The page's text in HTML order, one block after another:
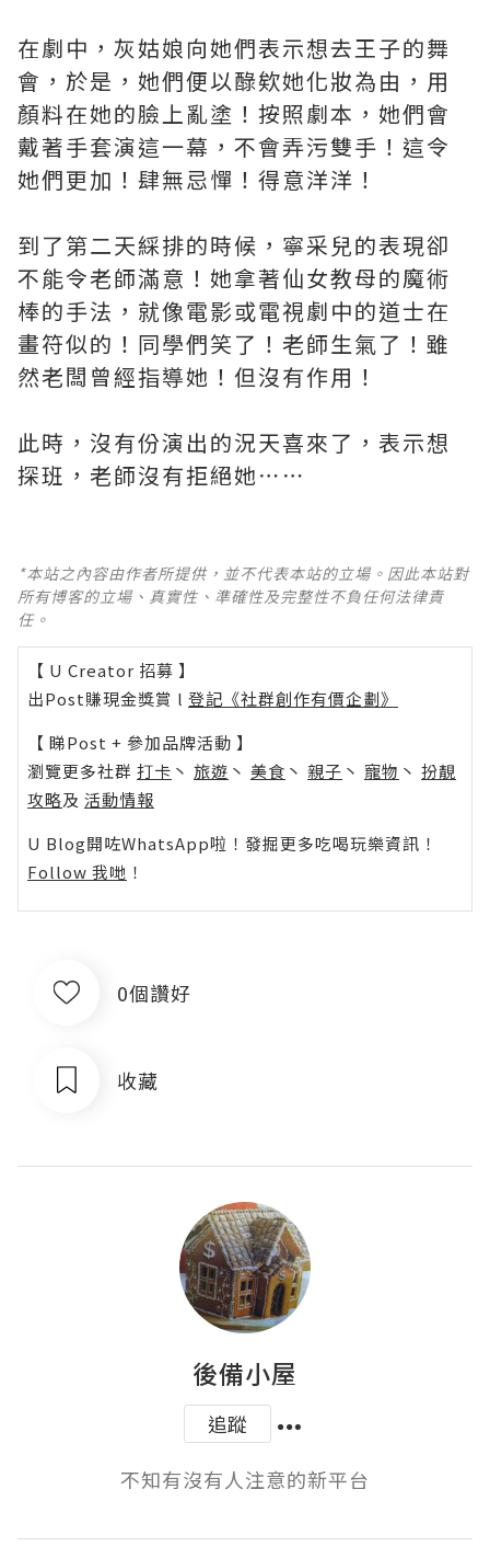
在劇中，灰姑娘向她們表示想去王子的舞
會，於是，她們便以醁欸她化妝為由，用
顏料在她的臉上亂塗！按照劇本，她們會
戴著手套演這一幕，不會弄污雙手！這令
她們更加！肆無忌憚！得意洋洋！
到了第二天綵排的時候，寧采兒的表現卻
不能令老師滿意！她拿著仙女教母的魔術
棒的手法，就像電影或電視劇中的道士在
畫符似的！同學們笑了！老師生氣了！雖
然老闆曾經指導她！但沒有作用！
此時，沒有份演出的況天喜來了，表示想
探班，老師沒有拒絕她⋯⋯
*本站之內容由作者所提供，並不代表本站的立場。因此本站對
所有博客的立場、真實性、準確性及完整性不負任何法律責
任。
【 U Creator 招募 】
出Post賺現金獎賞 l 登記《社群創作有價企劃》
【 睇Post + 參加品牌活動 】
瀏覽更多社群 打卡 丶 旅遊 丶 美食 丶 親子 丶 寵物 丶 扮靚
攻略及 活動情報
U Blog開咗WhatsApp啦！發掘更多吃喝玩樂資訊！
Follow 我哋 ！
0個讚好
收藏
後備小屋
追蹤
不知有沒有人注意的新平台